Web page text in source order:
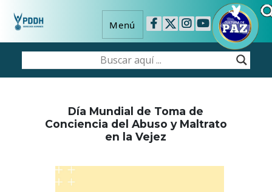
Menú
Día Mundial de Toma de
Conciencia del Abuso y Maltrato
en la Vejez